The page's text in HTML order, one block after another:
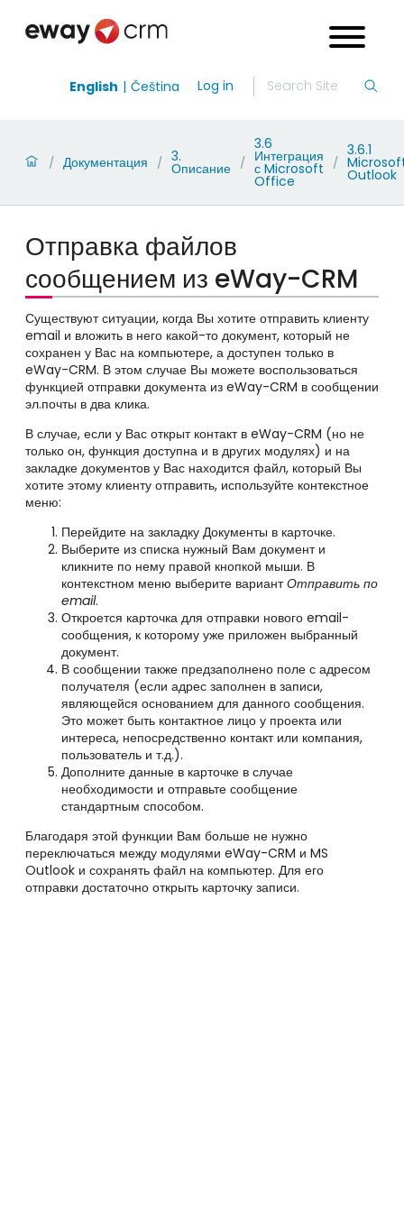
English Čeština Log in
/ Документация / 3.
Описание /
3.6
Интеграция
с Microsoft
Office
/
3.6.1
Outlook
Отправка файлов
сообщением из eWay-CRM
Существуют ситуации, когда Вы хотите отправить клиенту
email и вложить в него какой-то документ, который не
сохранен у Вас на компьютере, а доступен только в
eWay-CRM. В этом случае Вы можете воспользоваться
функцией отправки документа из eWay-CRM в сообщении
эл.почты в два клика.
В случае, если у Вас открыт контакт в eWay-CRM (но не
только он, функция доступна и в других модулях) и на
закладке документов у Вас находится файл, который Вы
хотите этому клиенту отправить, используйте контекстное
меню:
Перейдите на закладку Документы в карточке.
Выберите из списка нужный Вам документ и
кликните по нему правой кнопкой мыши. В
контекстном меню выберите вариантОтправить по
email.
Откроется карточка для отправки нового email-
сообщения, к которому уже приложен выбранный
документ.
В сообщении также предзаполнено поле с адресом
получателя (если адрес заполнен в записи,
являющейся основанием для данного сообщения.
Это может быть контактное лицо у проекта или
интереса, непосредственно контакт или компания,
пользователь и т.д.).
Дополните данные в карточке в случае
необходимости и отправьте сообщение
стандартным способом.
Благодаря этой функции Вам больше не нужно
переключаться между модулями eWay-CRM и MS
Outlook и сохранять файл на компьютер. Для его
отправки достаточно открыть карточку записи.